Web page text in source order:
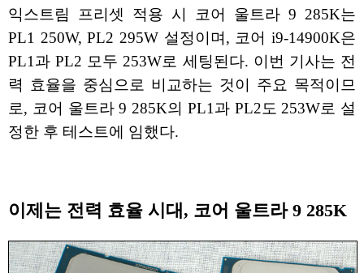
익스트림 프리셋 적용 시 코어 울트라 9 285K는
PL1 250W, PL2 295W 설정이며, 코어 i9-14900K은
PL1과 PL2 모두 253W로 세팅된다. 이번 기사는 전
력 효율을 중심으로 비교하는 것이 주요 목적이므
로, 코어 울트라 9 285K의 PL1과 PL2도 253W로 설
정한 후 테스트에 임했다.
이제는 전력 효율 시대, 코어 울트라 9 285K